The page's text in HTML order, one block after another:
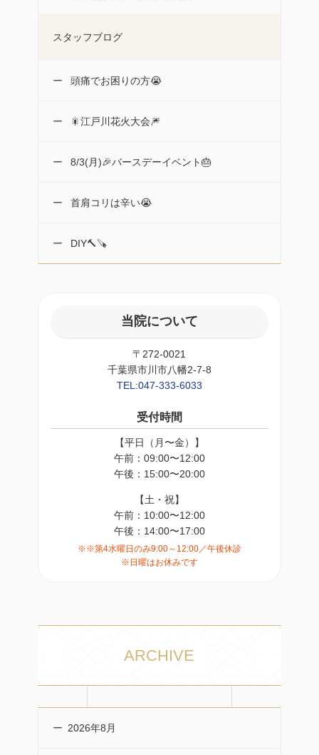
スタッフブログ
頭痛でお困りの方😭
🎇江戸川花火大会🎆
8/3(月)🎉バースデーイベント🎂
首肩コリは辛い😭
DIY🔨🪚
当院について
〒272-0021
千葉県市川市八幡2-7-8
TEL:047-333-6033
受付時間
【平日（月〜金）】
午前：09:00〜12:00
午後：15:00〜20:00
【土・祝】
午前：10:00〜12:00
午後：14:00〜17:00
※※第4水曜日のみ9:00～12:00／午後休診
※日曜はお休みです
ARCHIVE
2026年8月